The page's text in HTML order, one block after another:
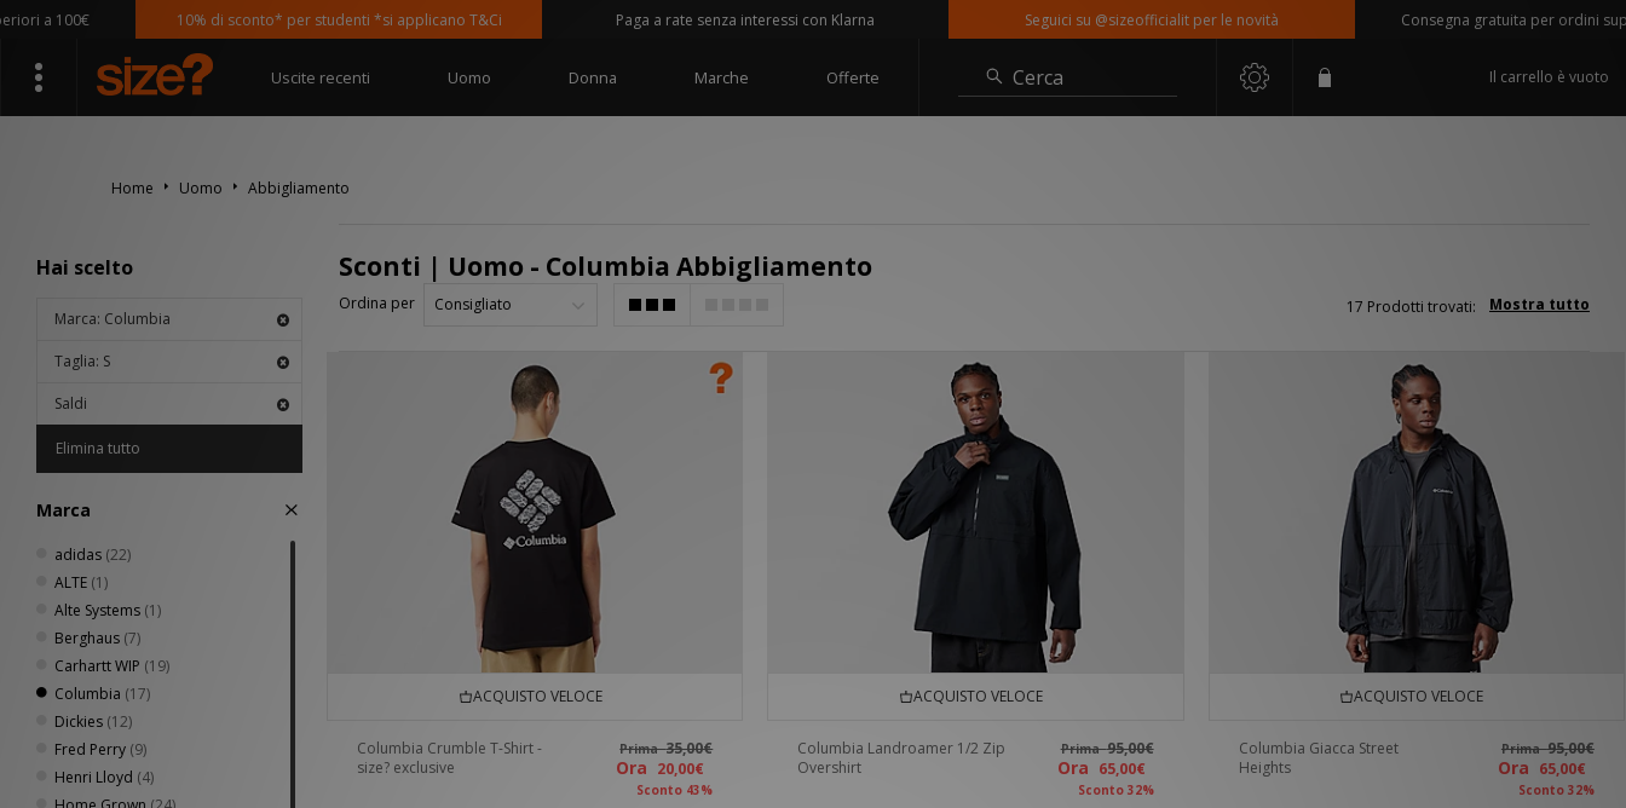
100€ 10% di sconto* per studenti *si applicano T&Ci Paga a rate senza interessi con Klarna Seguici su @sizeofficialit per le novità Consegna gratuita per ordini superiori
Uscite recenti Uomo Donna Marche Offerte Cerca Il carrello è vuoto
Home Uomo Abbigliamento
Hai scelto
Marca: Columbia
Taglia: S
Saldi
Elimina tutto
Marca
adidas (22)
ALTE (1)
Alte Systems (1)
Berghaus (7)
Carhartt WIP (19)
Columbia (17)
Dickies (12)
Fred Perry (9)
Henri Lloyd (4)
Sconti | Uomo - Columbia Abbigliamento
Ordina per Mostra tutto
17 Prodotti trovati:
ACQUISTO VELOCE
Columbia Crumble T-Shirt -
size? exclusive
Prima35,00€
Ora 20,00€
Sconto 43%
ACQUISTO VELOCE
Columbia Landroamer 1/2 Zip
Overshirt
Prima95,00€
Ora 65,00€
Sconto 32%
ACQUISTO VELOCE
Columbia Giacca Street
Heights
Prima95,00€
Ora 65,00€
Sconto 32%